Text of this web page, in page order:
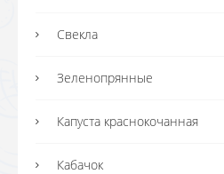
Свекла
Зеленопрянные
Капуста краснокочанная
Кабачок